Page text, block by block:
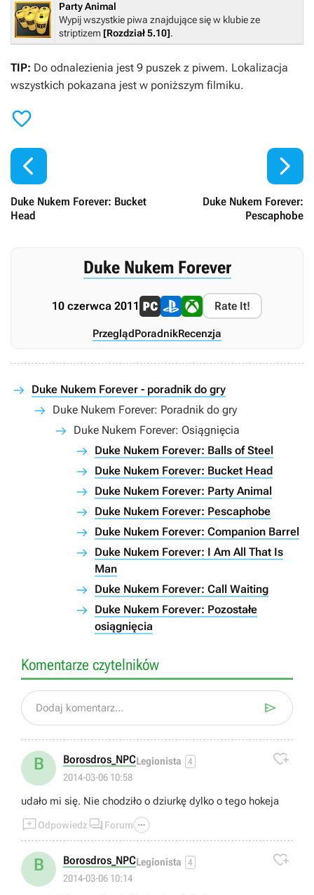
Party Animal
Wypij wszystkie piwa znajdujące się w klubie ze
striptizem [Rozdział 5.10].
TIP: Do odnalezienia jest 9 puszek z piwem. Lokalizacja
wszystkich pokazana jest w poniższym filmiku.


Duke Nukem Forever: Bucket
Head
Duke Nukem Forever:
Pescaphobe

Duke Nukem Forever
10 czerwca 2011 Rate It!
PrzeglądPoradnikRecenzja
Duke Nukem Forever - poradnik do gry
Duke Nukem Forever: Poradnik do gry
Duke Nukem Forever: Osiągnięcia
Duke Nukem Forever: Balls of Steel
Duke Nukem Forever: Bucket Head
Duke Nukem Forever: Party Animal
Duke Nukem Forever: Pescaphobe
Duke Nukem Forever: Companion Barrel
Duke Nukem Forever: I Am All That Is
Man
Duke Nukem Forever: Call Waiting
Duke Nukem Forever: Pozostałe
osiągnięcia
Komentarze czytelników
Dodaj komentarz... 
B Borosdros_NPCLegionista 4
2014-03-06 10:58

udało mi się. Nie chodziło o dziurkę dylko o tego hokeja
Odpowiedz  Forum 
B Borosdros_NPCLegionista 4
2014-03-06 10:14
